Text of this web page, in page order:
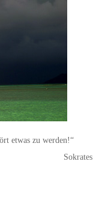
etwas zu werden!“